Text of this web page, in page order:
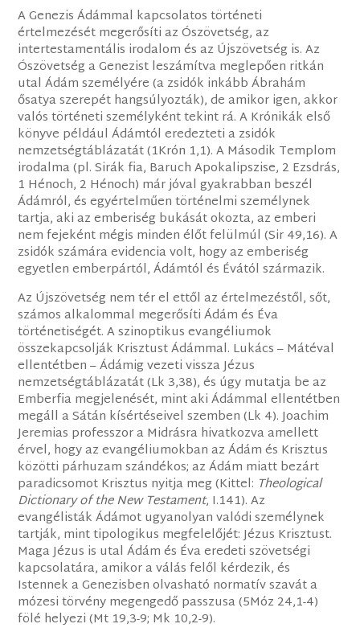
A Genezis Ádámmal kapcsolatos történeti
értelmezését megerősíti az Ószövetség, az
intertestamentális irodalom és az Újszövetség is. Az
Ószövetség a Genezist leszámítva meglepően ritkán
utal Ádám személyére (a zsidók inkább Ábrahám
ősatya szerepét hangsúlyozták), de amikor igen, akkor
valós történeti személyként tekint rá. A Krónikák első
könyve például Ádámtól eredezteti a zsidók
nemzetségtáblázatát (1Krón 1,1). A Második Templom
irodalma (pl. Sirák fia, Baruch Apokalipszise, 2 Ezsdrás,
1 Hénoch, 2 Hénoch) már jóval gyakrabban beszél
Ádámról, és egyértelműen történelmi személynek
tartja, aki az emberiség bukását okozta, az emberi
nem fejeként mégis minden élőt felülmúl (Sir 49,16). A
zsidók számára evidencia volt, hogy az emberiség
egyetlen emberpártól, Ádámtól és Évától származik.
Az Újszövetség nem tér el ettől az értelmezéstől, sőt,
számos alkalommal megerősíti Ádám és Éva
történetiségét. A szinoptikus evangéliumok
összekapcsolják Krisztust Ádámmal. Lukács – Mátéval
ellentétben – Ádámig vezeti vissza Jézus
nemzetségtáblázatát (Lk 3,38), és úgy mutatja be az
Emberfia megjelenését, mint aki Ádámmal ellentétben
megáll a Sátán kísértéseivel szemben (Lk 4). Joachim
Jeremias professzor a Midrásra hivatkozva amellett
érvel, hogy az evangéliumokban az Ádám és Krisztus
közötti párhuzam szándékos; az Ádám miatt bezárt
paradicsomot Krisztus nyitja meg (Kittel: Theological
Dictionary of the New Testament, I.141). Az
evangélisták Ádámot ugyanolyan valódi személynek
tartják, mint tipologikus megfelelőjét: Jézus Krisztust.
Maga Jézus is utal Ádám és Éva eredeti szövetségi
kapcsolatára, amikor a válás felől kérdezik, és
Istennek a Genezisben olvasható normatív szavát a
mózesi törvény megengedő passzusa (5Móz 24,1-4)
fölé helyezi (Mt 19,3-9; Mk 10,2-9).